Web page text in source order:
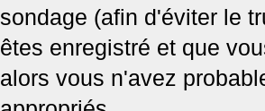
sondage (afin d'éviter le
êtes enregistré et que
alors vous n'avez